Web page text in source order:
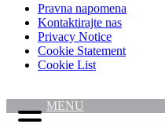
Pravna napomena
Kontaktirajte nas
Privacy Notice
Cookie Statement
Cookie List
MENU